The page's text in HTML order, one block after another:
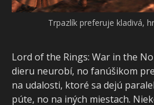
Magickou aurou neprejdú
Lord of the Rings: War in the
dieru neurobí, no fanúšikom
na udalosti, ktoré sa dejú
púte, no na iných miestach.